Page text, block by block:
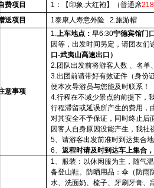
费项目
1 ： 【印象.大红袍】（普通席218
送项目
1泰康人寿意外险2.旅游帽
意事项
1.上车地点： 早6:30宁德宾馆门口
因等，出发时间另定，请团友们
口-武夷山高速出口）
2.团队出发前将游客人数 、名单
3.出团前请带好有效证件（身份
便本次导游员与您能及时联系！
4.行程在不减少景点的前提下，
行程滞留或延误所产生的费用，
对其安全不予保证，同时终止后
因客人自身原因没能产生，我社
5、请游客出发前准时到达集合
6、 返程时请及时到达车上集合，
1、服装： 以休闲服为主，随气
备登山鞋。防晒用品：伞（防雨
水、洗面奶、梳子、牙刷牙膏、